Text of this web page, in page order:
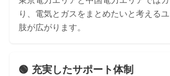
り、電気とガスをまとめたいと考える
肢が広がります。
🟢 充実したサポート体制